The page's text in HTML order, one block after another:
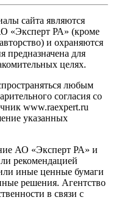
сайта являются
«Эксперт РА» (кроме
и охраняются
предназначена для
целях.
любым
согласия со
www.raexpert.ru
указанных
АО «Эксперт РА» и
рекомендацией
иные ценные бумаги
решения. Агентство
в связи с